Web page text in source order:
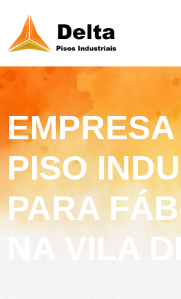
PISO
PARA
NA VILA